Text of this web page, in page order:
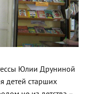
Юлии Друниной
детей старших